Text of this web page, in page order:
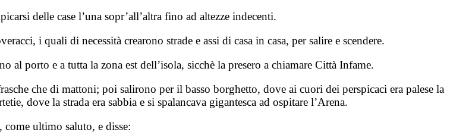
delle case l’una sopr’all’altra fino ad altezze indecenti.
i quali di necessità crearono strade e assi di casa in casa, per salire e scendere.
porto e a tutta la zona est dell’isola, sicchè la presero a chiamare Città Infame.
che di mattoni; poi salirono per il basso borghetto, dove ai cuori dei perspicaci era palese la
dove la strada era sabbia e si spalancava gigantesca ad ospitare l’Arena.
ultimo saluto, e disse: